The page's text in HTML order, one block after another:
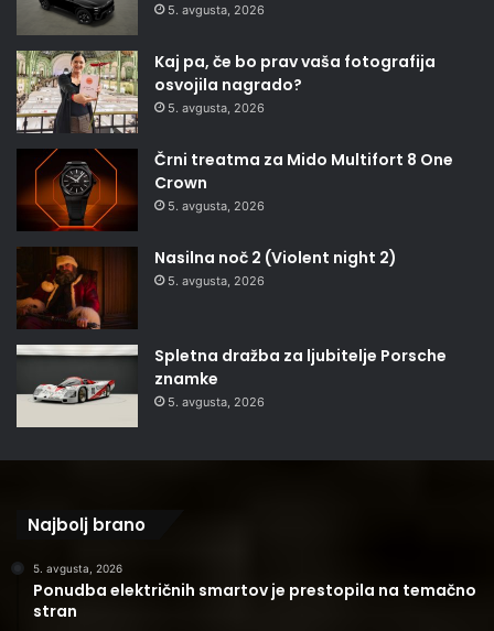
5. avgusta, 2026
Kaj pa, če bo prav vaša fotografija
osvojila nagrado?
5. avgusta, 2026
Črni treatma za Mido Multifort 8 One
Crown
5. avgusta, 2026
Nasilna noč 2 (Violent night 2)
5. avgusta, 2026
Spletna dražba za ljubitelje Porsche
znamke
5. avgusta, 2026
Najbolj brano
5. avgusta, 2026
Ponudba električnih smartov je prestopila na temačno
stran